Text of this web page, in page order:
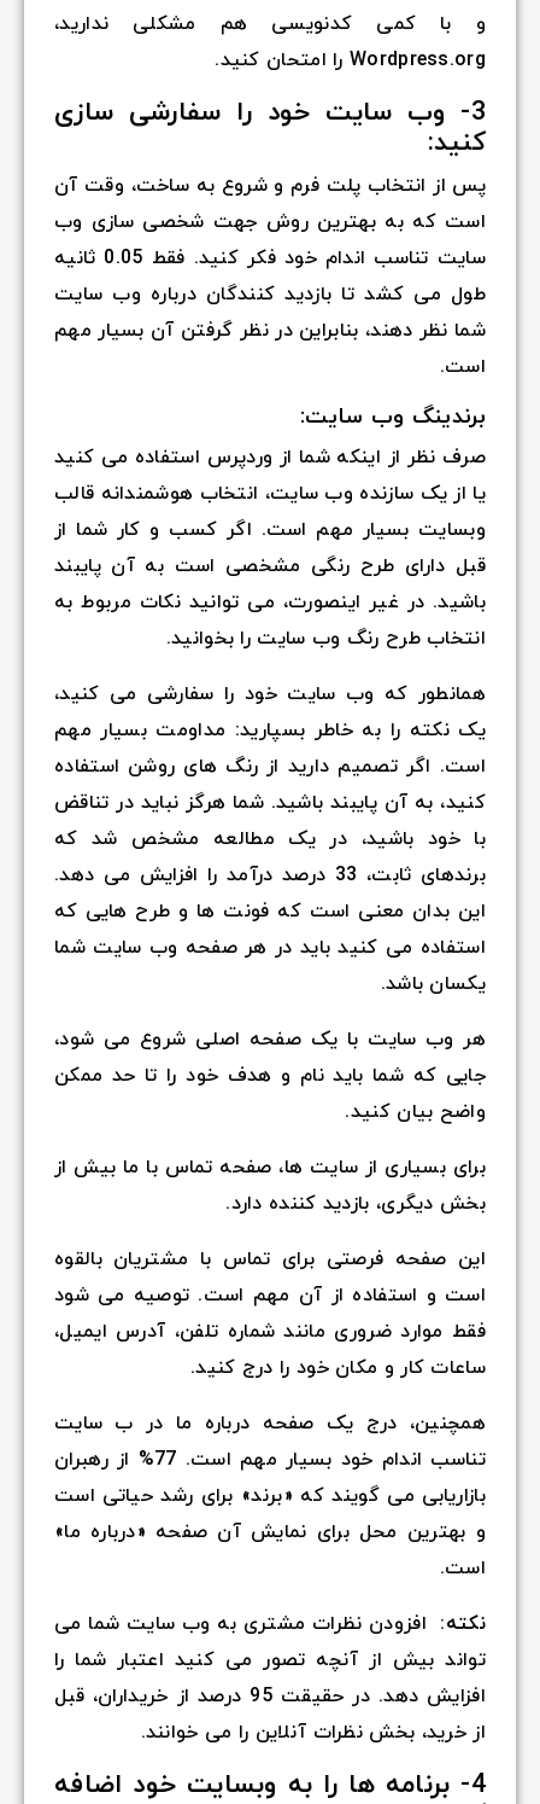
و با کمی کدنویسی هم مشکلی ندارید،
Wordpress.org را امتحان کنید.
3- وب سایت خود را سفارشی سازی
کنید:
پس از انتخاب پلت فرم و شروع به ساخت، وقت آن
است که به بهترین روش جهت شخصی سازی وب
سایت تناسب اندام خود فکر کنید. فقط 0.05 ثانیه
طول می کشد تا بازدید کنندگان درباره وب سایت
شما نظر دهند، بنابراین در نظر گرفتن آن بسیار مهم
است.
برندینگ وب سایت:
صرف نظر از اینکه شما از وردپرس استفاده می کنید
یا از یک سازنده وب سایت، انتخاب هوشمندانه قالب
وبسایت بسیار مهم است. اگر کسب و کار شما از
قبل دارای طرح رنگی مشخصی است به آن پایبند
باشید. در غیر اینصورت، می توانید نکات مربوط به
انتخاب طرح رنگ وب سایت را بخوانید.
همانطور که وب سایت خود را سفارشی می کنید،
یک نکته را به خاطر بسپارید: مداومت بسیار مهم
است. اگر تصمیم دارید از رنگ های روشن استفاده
کنید، به آن پایبند باشید. شما هرگز نباید در تناقض
با خود باشید، در یک مطالعه مشخص شد که
برندهای ثابت، 33 درصد درآمد را افزایش می دهد.
این بدان معنی است که فونت ها و طرح هایی که
استفاده می کنید باید در هر صفحه وب سایت شما
یکسان باشد.
هر وب سایت با یک صفحه اصلی شروع می شود،
جایی که شما باید نام و هدف خود را تا حد ممکن
واضح بیان کنید.
برای بسیاری از سایت ها، صفحه تماس با ما بیش از
بخش دیگری، بازدید کننده دارد.
این صفحه فرصتی برای تماس با مشتریان بالقوه
است و استفاده از آن مهم است. توصیه می شود
فقط موارد ضروری مانند شماره تلفن، آدرس ایمیل،
ساعات کار و مکان خود را درج کنید.
همچنین، درج یک صفحه درباره ما در ب سایت
تناسب اندام خود بسیار مهم است. 77% از رهبران
بازاریابی می گویند که «برند» برای رشد حیاتی است
و بهترین محل برای نمایش آن صفحه «درباره ما»
است.
نکته: افزودن نظرات مشتری به وب سایت شما می
تواند بیش از آنچه تصور می کنید اعتبار شما را
افزایش دهد. در حقیقت 95 درصد از خریداران، قبل
از خرید، بخش نظرات آنلاین را می خوانند.
4- برنامه ها را به وبسایت خود اضافه